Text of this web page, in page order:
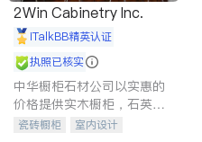
2Win Cabinetry Inc.
iTalkBB精英认证
执照已核实
中华橱柜石材公司以实惠的
价格提供实木橱柜，石英石
台面，多种优质不锈钢水
瓷砖橱柜
室内设计